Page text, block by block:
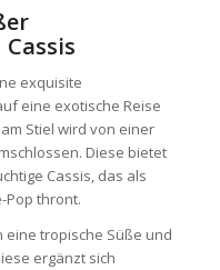
exquisite
eine exotische Reise
Stiel wird von einer
Diese bietet
Cassis, das als
Pop thront.
eine tropische Süße und
ergänzt sich